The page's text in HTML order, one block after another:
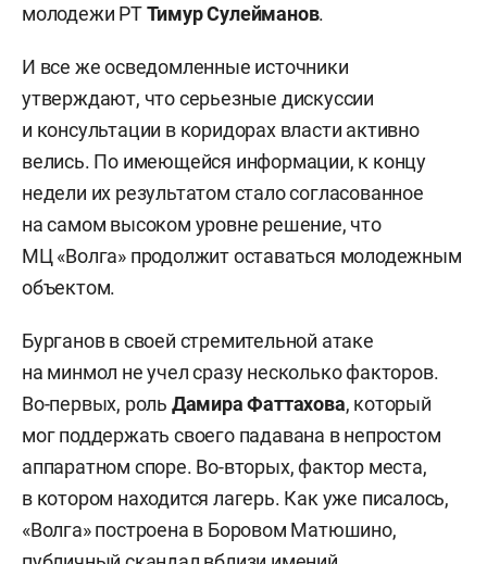
молодежи РТТимур Сулейманов.
И все же осведомленные источники
утверждают, что серьезные дискуссии
и консультации в коридорах власти активно
велись. По имеющейся информации, к концу
недели их результатом стало согласованное
на самом высоком уровне решение, что
МЦ «Волга» продолжит оставаться молодежным
объектом.
Бурганов в своей стремительной атаке
на минмол не учел сразу несколько факторов.
Во-первых, роль Дамира Фаттахова, который
мог поддержать своего падавана в непростом
аппаратном споре. Во-вторых, фактор места,
в котором находится лагерь. Как уже писалось,
«Волга» построена в Боровом Матюшино,